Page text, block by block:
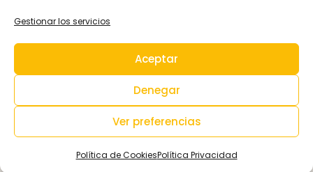
¿Necesitas ayuda?
conmigo
Gestionar los servicios
Aceptar
Denegar
Ver preferencias
Política de CookiesPolítica Privacidad
Básica en Internet